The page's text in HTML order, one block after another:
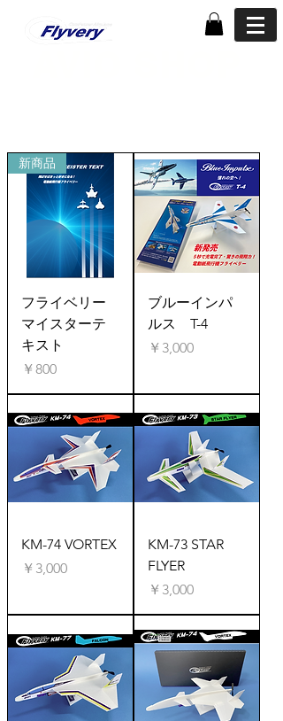
新商品
フライベリー
マイスターテ
キスト
価格
￥800
ブルーインパ
ルス T-4
価格
￥3,000
KM-74 VORTEX
価格
￥3,000
KM-73 STAR
FLYER
価格
￥3,000